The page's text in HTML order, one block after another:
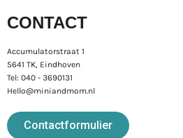
CONTACT
Accumulatorstraat 1
5641 TK, Eindhoven
Tel: 040 - 3690131
Hello@miniandmom.nl
Contactformulier